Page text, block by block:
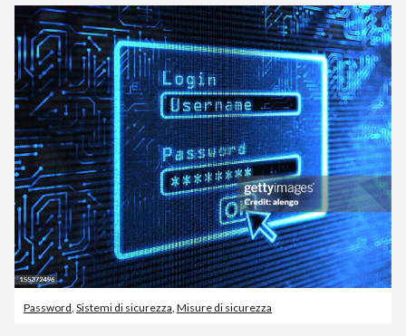
Password, Sistemi di sicurezza, Misure di sicurezza